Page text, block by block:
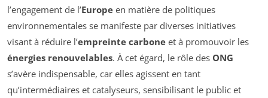
l’engagement de l’Europe en matière de politiques
environnementales se manifeste par diverses initiatives
visant à réduire l’empreinte carbone et à promouvoir les
énergies renouvelables. À cet égard, le rôle des ONG
s’avère indispensable, car elles agissent en tant
qu’intermédiaires et catalyseurs, sensibilisant le public et